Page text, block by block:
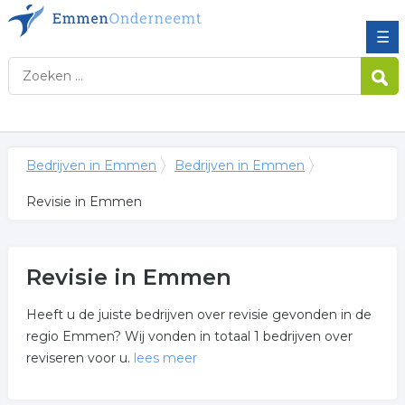
☰
Bedrijven in Emmen Bedrijven in Emmen
Revisie in Emmen
Revisie in Emmen
Heeft u de juiste bedrijven over revisie gevonden in de
regio Emmen? Wij vonden in totaal 1 bedrijven over
reviseren voor u. lees meer